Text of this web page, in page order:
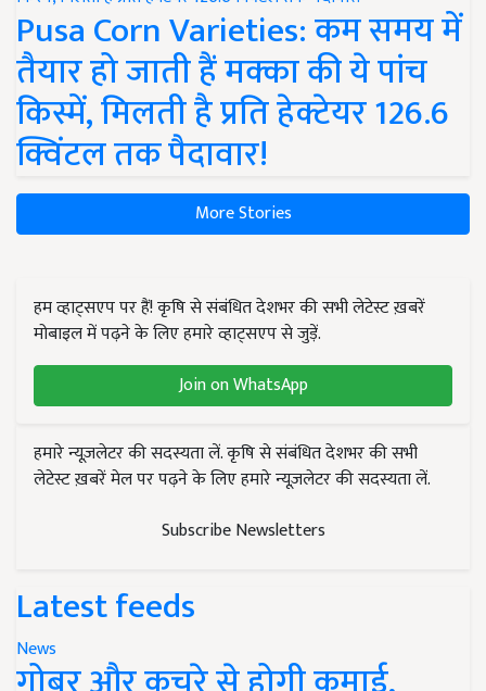
Pusa Corn Varieties: कम समय में
तैयार हो जाती हैं मक्का की ये पांच
किस्में, मिलती है प्रति हेक्टेयर 126.6
क्विंटल तक पैदावार!
More Stories
हम व्हाट्सएप पर हैं! कृषि से संबंधित देशभर की सभी लेटेस्ट ख़बरें
मोबाइल में पढ़ने के लिए हमारे व्हाट्सएप से जुड़ें.
Join on WhatsApp
हमारे न्यूज़लेटर की सदस्यता लें. कृषि से संबंधित देशभर की सभी
लेटेस्ट ख़बरें मेल पर पढ़ने के लिए हमारे न्यूज़लेटर की सदस्यता लें.
Subscribe Newsletters
Latest feeds
News